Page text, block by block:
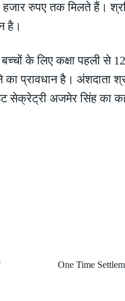
रुपए तक मिलते हैं।
है।
के लिए कक्षा पहली से
का प्रावधान है।
सेक्रेट्री अजमेर सिंह का
One Time